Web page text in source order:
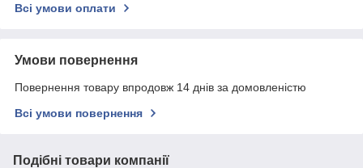
Всі умови оплати
Умови повернення
Повернення товару впродовж 14 днів за домовленістю
Всі умови повернення
Подібні товари компанії